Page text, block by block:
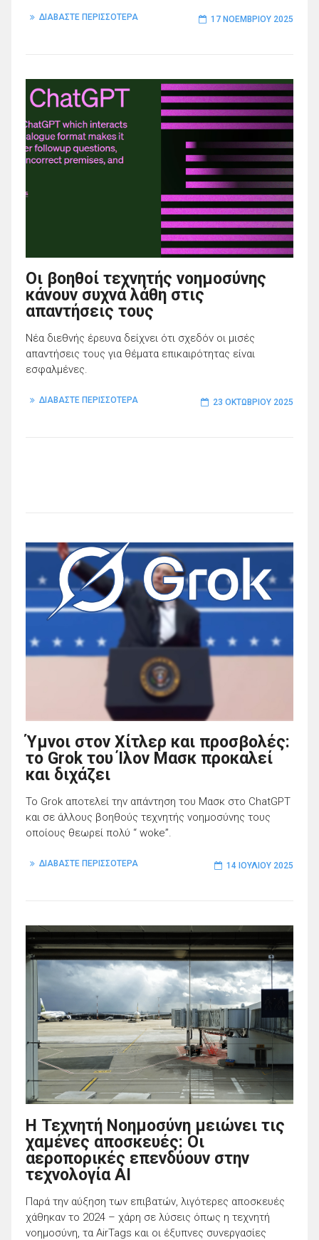
ΔΙΑΒΑΣΤΕ ΠΕΡΙΣΣΟΤΕΡΑ 17 ΝΟΕΜΒΡΊΟΥ 2025
Οι βοηθοί τεχνητής νοημοσύνης
κάνουν συχνά λάθη στις
απαντήσεις τους
Νέα διεθνής έρευνα δείχνει ότι σχεδόν οι μισές
απαντήσεις τους για θέματα επικαιρότητας είναι
εσφαλμένες.
ΔΙΑΒΑΣΤΕ ΠΕΡΙΣΣΟΤΕΡΑ 23 ΟΚΤΩΒΡΊΟΥ 2025
Ύμνοι στον Χίτλερ και προσβολές:
το Grok του Ίλον Μασκ προκαλεί
και διχάζει
Το Grok αποτελεί την απάντηση του Μασκ στο ChatGPT
και σε άλλους βοηθούς τεχνητής νοημοσύνης τους
οποίους θεωρεί πολύ “ woke”.
ΔΙΑΒΑΣΤΕ ΠΕΡΙΣΣΟΤΕΡΑ 14 ΙΟΥΛΊΟΥ 2025
Η Τεχνητή Νοημοσύνη μειώνει τις
χαμένες αποσκευές: Οι
αεροπορικές επενδύουν στην
τεχνολογία ΑΙ
Παρά την αύξηση των επιβατών, λιγότερες αποσκευές
χάθηκαν το 2024 – χάρη σε λύσεις όπως η τεχνητή
νοημοσύνη, τα AirTags και οι έξυπνες συνεργασίες